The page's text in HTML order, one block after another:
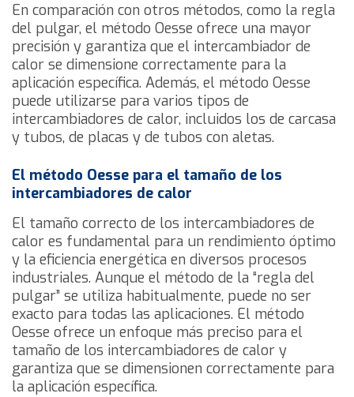
En comparación con otros métodos, como la regla
del pulgar, el método Oesse ofrece una mayor
precisión y garantiza que el intercambiador de
calor se dimensione correctamente para la
aplicación específica. Además, el método Oesse
puede utilizarse para varios tipos de
intercambiadores de calor, incluidos los de carcasa
y tubos, de placas y de tubos con aletas.
El método Oesse para el tamaño de los
intercambiadores de calor
El tamaño correcto de los intercambiadores de
calor es fundamental para un rendimiento óptimo
y la eficiencia energética en diversos procesos
industriales. Aunque el método de la “regla del
pulgar” se utiliza habitualmente, puede no ser
exacto para todas las aplicaciones. El método
Oesse ofrece un enfoque más preciso para el
tamaño de los intercambiadores de calor y
garantiza que se dimensionen correctamente para
la aplicación específica.